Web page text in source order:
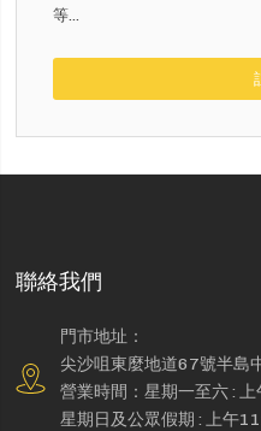
等...
聯絡我們
門市地址：
尖沙咀東麼地道67號半島
營業時間：星期一至六 :
星期日及公眾假期 : 上午